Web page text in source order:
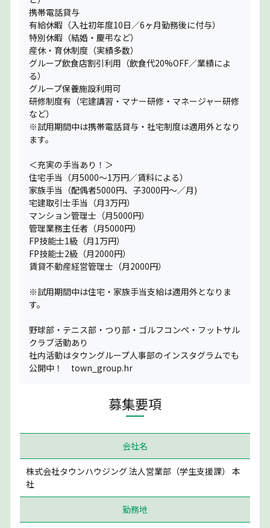
携帯電話貸与
有給休暇（入社初年度10日／6ヶ月勤務後に付与）
特別休暇（結婚・慶弔など）
産休・育休制度（実績多数）
グループ飲食店割引利用（飲食代20%OFF／業績によ
る）
グループ保養施設利用可
研修制度有（宅建講習・マナー研修・マネージャー研修
など）
※試用期間中は携帯電話貸与・社宅制度は適用外となり
ます。
＜充実の手当あり！＞
住宅手当（月5000〜1万円／賃料による）
家族手当（配偶者5000円、子3000円〜／月)
宅建取引士手当（月3万円）
マンション管理士（月5000円）
管理業務主任者（月5000円）
FP技能士1級（月1万円）
FP技能士2級（月2000円）
賃貸不動産経営管理士（月2000円）
※試用期間中は住宅・家族手当支給は適用外となりま
す。
野球部・テニス部・つり部・ゴルフコンペ・フットサル
クラブ活動あり
社内活動はタウングループ人事部のインスタグラムでも
公開中！ town_group.hr
募集要項
会社名
株式会社タウンハウジング 法人営業部（学生支援課） 本
社
勤務地